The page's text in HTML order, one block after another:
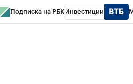
Подписка на РБК Инвестиции